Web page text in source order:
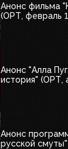
Анонс фильма
(ОРТ, февраль
Анонс "Алла
история" (ОРТ,
Анонс
русской